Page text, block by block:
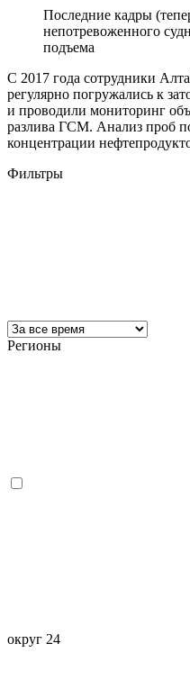
Последние кадры
непотревоженного
подъема
С 2017 года сотрудники
регулярно погружались к
и проводили мониторинг
разлива ГСМ. Анализ проб
концентрации
Фильтры
Регионы
округ 24